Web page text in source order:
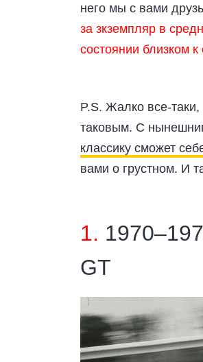
него мы с вами
за зкземпляр в
состоянии близком к
P.S. Жалко все-
таковым. С
классику сможет
вами о грустном. И
1.
GT